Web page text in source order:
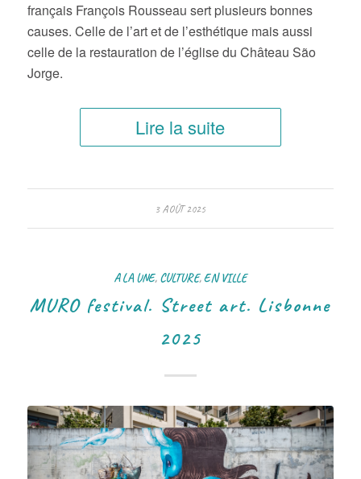
français François Rousseau sert plusieurs bonnes
causes. Celle de l’art et de l’esthétique mais aussi
celle de la restauration de l’église du Château São
Jorge.
Lire la suite
3 AOÛT 2025
A LA UNE, CULTURE,EN VILLE
MURO festival. Street art. Lisbonne
2025